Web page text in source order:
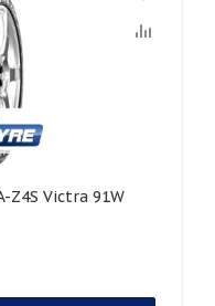
Z4S Victra 91W